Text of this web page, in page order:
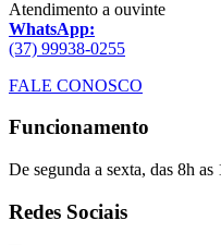
Atendimento a ouvinte
WhatsApp:
(37) 99938-0255
FALE CONOSCO
Funcionamento
De segunda a sexta, das 8h as
Redes Sociais